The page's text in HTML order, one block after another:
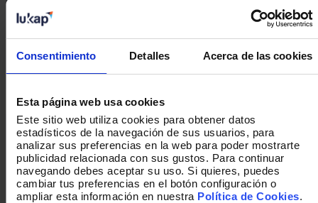
Consentimiento Detalles Acerca de las cookies
Esta página web usa cookies
Este sitio web utiliza cookies para obtener datos
estadísticos de la navegación de sus usuarios, para
analizar sus preferencias en la web para poder mostrarte
publicidad relacionada con sus gustos. Para continuar
navegando debes aceptar su uso. Si quieres, puedes
cambiar tus preferencias en el botón configuración o
ampliar esta información en nuestra Política de Cookies.
I Benchmark Experiencia de Cliente en el
sector farmacéutico